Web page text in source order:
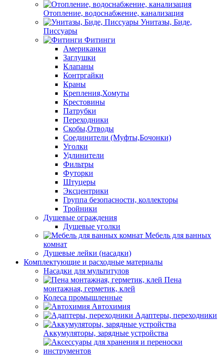
Отопление, водоснабжение, канализация
Унитазы, Биде,
Писсуары
Фитинги
Американки
Заглушки
Клапаны
Контргайки
Краны
Крепления,Хомуты
Крестовины
Патрубки
Переходники
Скобы,Отводы
Соединители (Муфты,Бочонки)
Уголки
Удлинители
Фильтры
Футорки
Штуцеры
Эксцентрики
Группа безопасности, коллекторы
Тройники
Душевые ограждения
Душевые уголки
Мебель для ванных
комнат
Душевые лейки (насадки)
Комплектующие и расходные материалы
Насадки для мультитулов
Пена
монтажная, герметик, клей
Колеса промышленные
Автохимия
Адаптеры, переходники
Аккумуляторы, зарядные устройства